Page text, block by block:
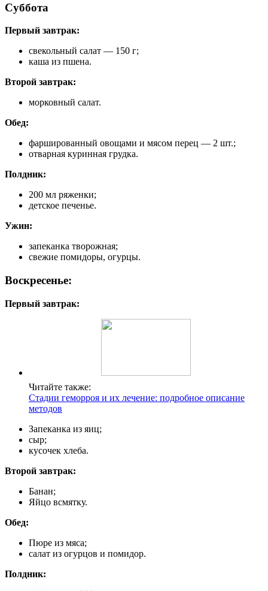
Суббота
Первый завтрак:
свекольный салат — 150 г;
каша из пшена.
Второй завтрак:
морковный салат.
Обед:
фаршированный овощами и мясом перец — 2 шт.;
отварная куринная грудка.
Полдник:
200 мл ряженки;
детское печенье.
Ужин:
запеканка творожная;
свежие помидоры, огурцы.
Воскресенье:
Первый завтрак:
Читайте также:
Стадии геморроя и их лечение: подробное описание
методов
Запеканка из яиц;
сыр;
кусочек хлеба.
Второй завтрак:
Банан;
Яйцо всмятку.
Обед:
Пюре из мяса;
салат из огурцов и помидор.
Полдник: